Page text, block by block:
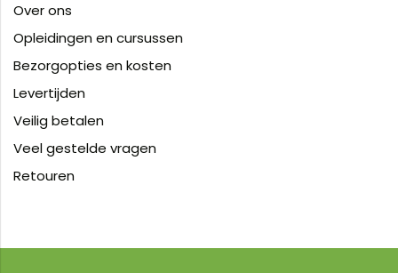
Over ons
Opleidingen en cursussen
Bezorgopties en kosten
Levertijden
Veilig betalen
Veel gestelde vragen
Retouren